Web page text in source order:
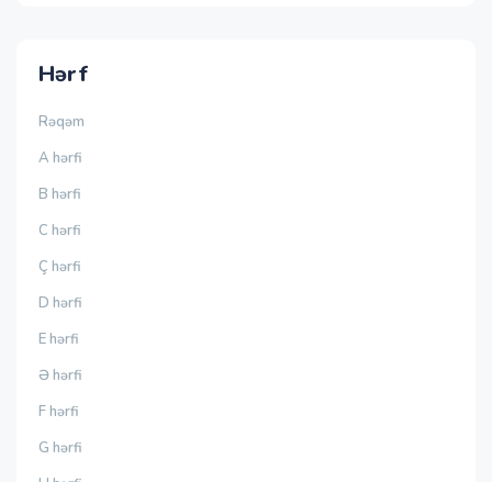
Hərf
Rəqəm
A hərfi
B hərfi
C hərfi
Ç hərfi
D hərfi
E hərfi
Ə hərfi
F hərfi
G hərfi